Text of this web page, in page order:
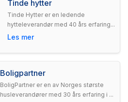
Tinde hytter
Tinde Hytter er en ledende
hytteleverandør med 40 års erfaring...
Les mer
Boligpartner
BoligPartner er en av Norges største
husleverandører med 30 års erfaring i ...